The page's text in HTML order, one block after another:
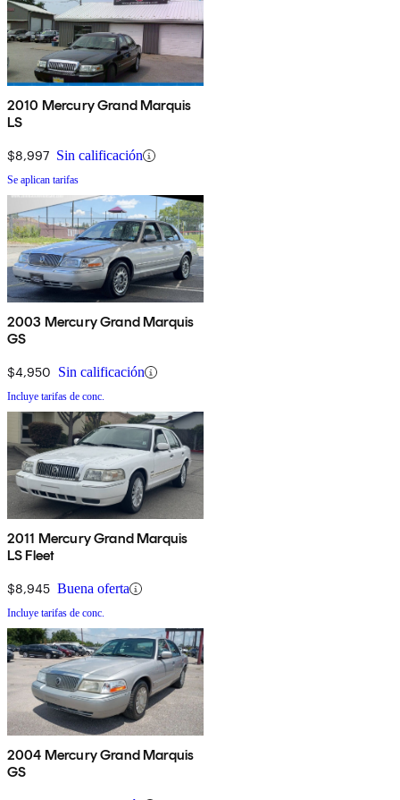
2010 Mercury Grand Marquis
LS
$8,997 Sin calificación
Se aplican tarifas
2003 Mercury Grand Marquis
GS
$4,950 Sin calificación
Incluye tarifas de conc.
2011 Mercury Grand Marquis
LS Fleet
$8,945 Buena oferta
Incluye tarifas de conc.
2004 Mercury Grand Marquis
GS